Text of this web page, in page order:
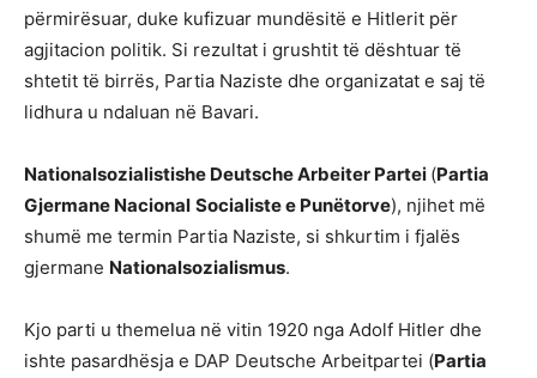
përmirësuar, duke kufizuar mundësitë e Hitlerit për
agjitacion politik. Si rezultat i grushtit të dështuar të
shtetit të birrës, Partia Naziste dhe organizatat e saj të
lidhura u ndaluan në Bavari.
Nationalsozialistishe Deutsche Arbeiter Partei (Partia
Gjermane Nacional Socialiste e Punëtorve), njihet më
shumë me termin Partia Naziste, si shkurtim i fjalës
gjermane Nationalsozialismus.
Kjo parti u themelua në vitin 1920 nga Adolf Hitler dhe
ishte pasardhësja e DAP Deutsche Arbeitpartei (Partia